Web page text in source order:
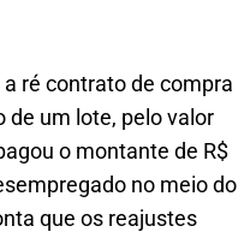
ré contrato de compra
de um lote, pelo valor
o montante de R$
no meio do
que os reajustes